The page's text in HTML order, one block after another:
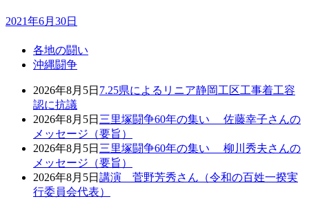
2021年6月30日
各地の闘い
沖縄闘争
2026年8月5日 7.25県によるリニア静岡工区工事着工容
認に抗議
2026年8月5日 三里塚闘争60年の集い 佐藤幸子さんの
メッセージ（要旨）
2026年8月5日 三里塚闘争60年の集い 柳川秀夫さんの
メッセージ（要旨）
2026年8月5日 講演 菅野芳秀さん（令和の百姓一揆実
行委員会代表）